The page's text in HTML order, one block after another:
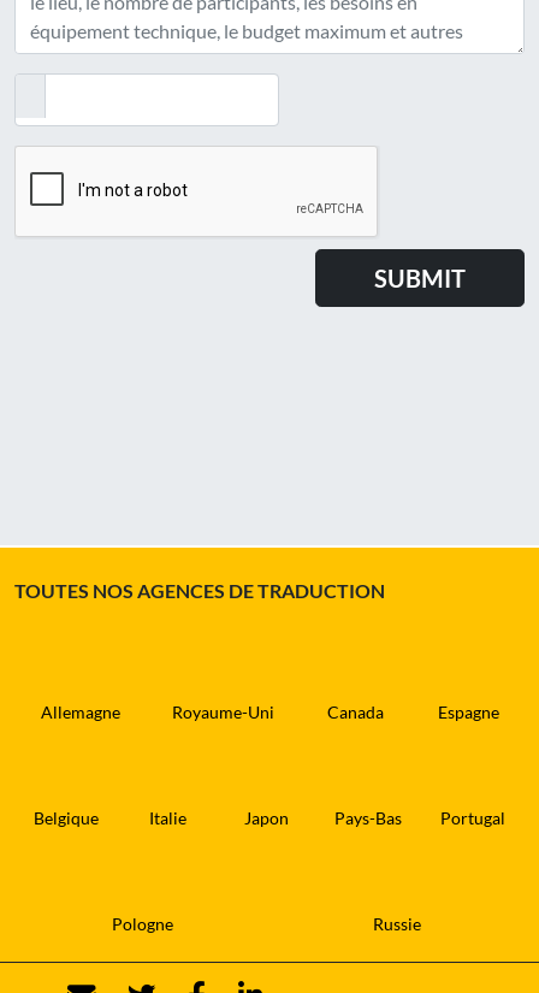
TOUTES NOS AGENCES DE TRADUCTION
Allemagne Royaume-Uni Canada Espagne
Belgique Italie Japon Pays-Bas Portugal
Pologne Russie